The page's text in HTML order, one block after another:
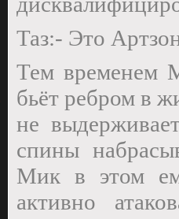
Таз:- Это
Тем временем
бьёт ребром в
не
спины
Мик в этом
активно